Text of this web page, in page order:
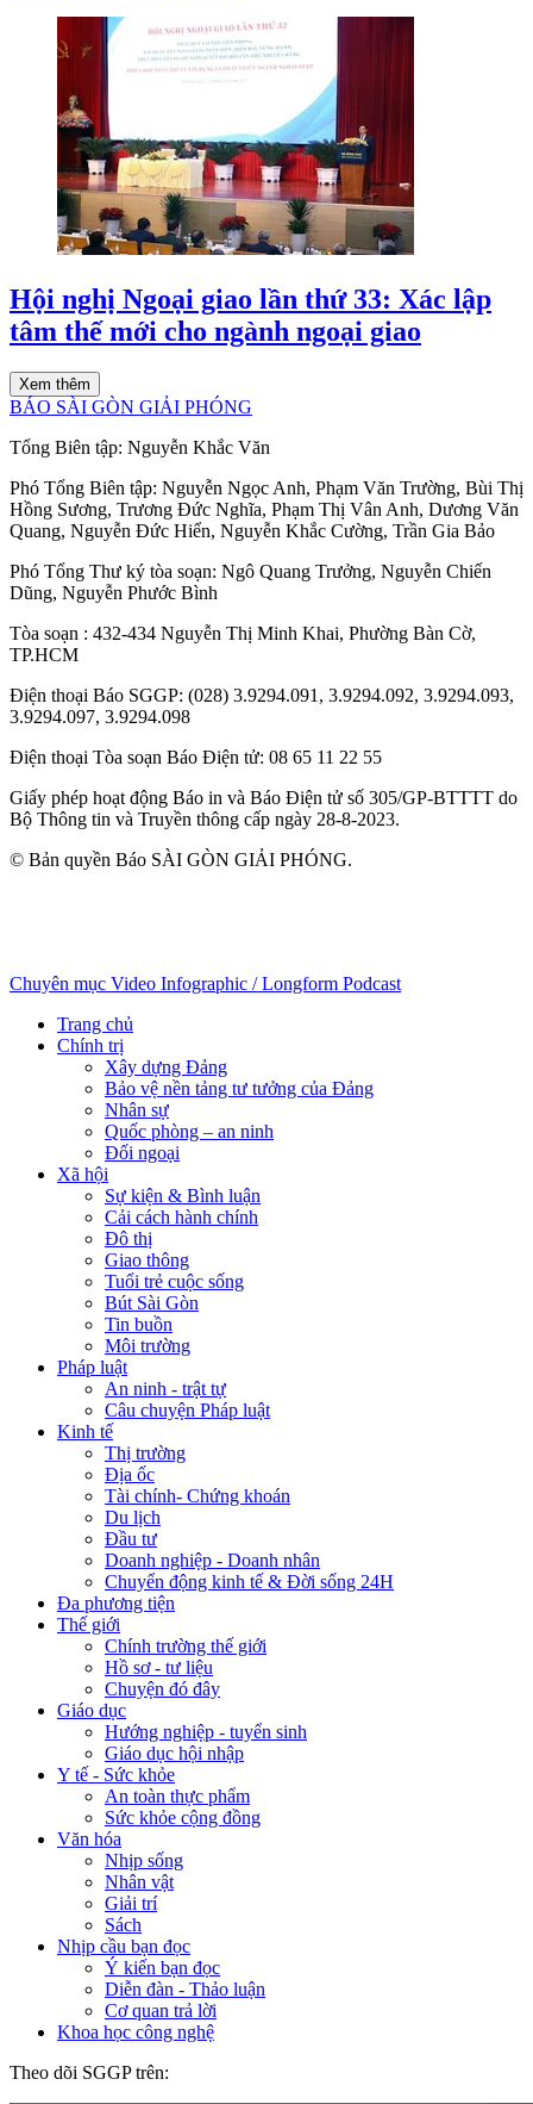
Hội nghị Ngoại giao lần thứ 33: Xác lập
tâm thế mới cho ngành ngoại giao
Xem thêm
BÁO SÀI GÒN GIẢI PHÓNG
Tổng Biên tập: Nguyễn Khắc Văn
Phó Tổng Biên tập: Nguyễn Ngọc Anh, Phạm Văn Trường, Bùi Thị
Hồng Sương, Trương Đức Nghĩa, Phạm Thị Vân Anh, Dương Văn
Quang, Nguyễn Đức Hiển, Nguyễn Khắc Cường, Trần Gia Bảo
Phó Tổng Thư ký tòa soạn: Ngô Quang Trưởng, Nguyễn Chiến
Dũng, Nguyễn Phước Bình
Tòa soạn : 432-434 Nguyễn Thị Minh Khai, Phường Bàn Cờ,
TP.HCM
Điện thoại Báo SGGP: (028) 3.9294.091, 3.9294.092, 3.9294.093,
3.9294.097, 3.9294.098
Điện thoại Tòa soạn Báo Điện tử: 08 65 11 22 55
Giấy phép hoạt động Báo in và Báo Điện tử số 305/GP-BTTTT do
Bộ Thông tin và Truyền thông cấp ngày 28-8-2023.
© Bản quyền Báo SÀI GÒN GIẢI PHÓNG.
Chuyên mục Video Infographic / Longform Podcast
Trang chủ
Chính trị
Xây dựng Đảng
Bảo vệ nền tảng tư tưởng của Đảng
Nhân sự
Quốc phòng – an ninh
Đối ngoại
Xã hội
Sự kiện & Bình luận
Cải cách hành chính
Đô thị
Giao thông
Tuổi trẻ cuộc sống
Bút Sài Gòn
Tin buồn
Môi trường
Pháp luật
An ninh - trật tự
Câu chuyện Pháp luật
Kinh tế
Thị trường
Địa ốc
Tài chính- Chứng khoán
Du lịch
Đầu tư
Doanh nghiệp - Doanh nhân
Chuyển động kinh tế & Đời sống 24H
Đa phương tiện
Thế giới
Chính trường thế giới
Hồ sơ - tư liệu
Chuyện đó đây
Giáo dục
Hướng nghiệp - tuyển sinh
Giáo dục hội nhập
Y tế - Sức khỏe
An toàn thực phẩm
Sức khỏe cộng đồng
Văn hóa
Nhịp sống
Nhân vật
Giải trí
Sách
Nhịp cầu bạn đọc
Ý kiến bạn đọc
Diễn đàn - Thảo luận
Cơ quan trả lời
Khoa học công nghệ
Theo dõi SGGP trên: